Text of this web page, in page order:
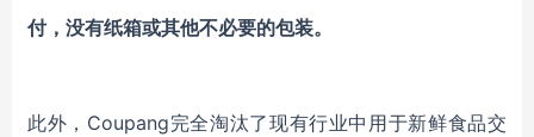
付，没有纸箱或其他不必要的包装。
此外， Coupang完全淘汰了现有行业中用于新鲜食品交